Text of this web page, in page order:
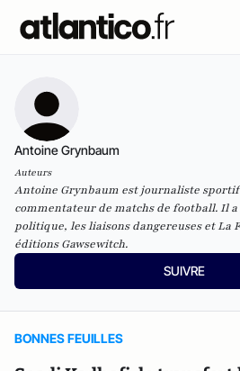
Antoine Grynbaum
Auteurs
Antoine Grynbaum est journaliste
commentateur de matchs de football. Il
politique, les liaisons dangereuses et La
éditions Gawsewitch.
SUIVRE
BONNES FEUILLES